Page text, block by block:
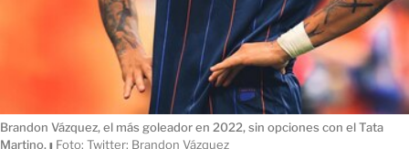
Brandon Vázquez, el más goleador en 2022, sin opciones con el Tata
Martino. ı Foto: Twitter: Brandon Vázquez